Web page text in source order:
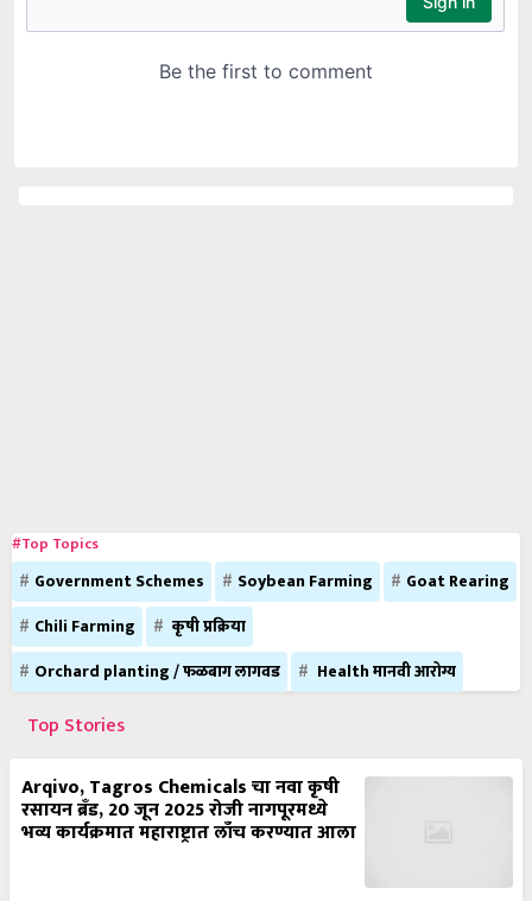
#Top Topics
Government Schemes Soybean Farming
Goat Rearing
Chili Farming
कृषी प्रक्रिया
Orchard planting / फळबाग लागवड
Health मानवी आरोग्य
Top Stories
Arqivo, Tagros Chemicals चा नवा कृषी
रसायन ब्रँड, 20 जून 2025 रोजी नागपूरमध्ये
भव्य कार्यक्रमात महाराष्ट्रात लाँच करण्यात आला